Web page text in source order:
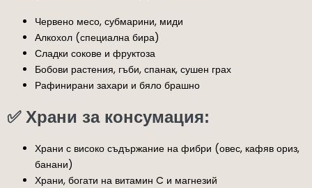
Червено месо, субмарини, миди
Алкохол (специална бира)
Сладки сокове и фруктоза
Бобови растения, гъби, спанак, сушен грах
Рафинирани захари и бяло брашно
✅ Храни за консумация:
Храни с високо съдържание на фибри (овес, кафяв ориз,
банани)
Храни, богати на витамин C и магнезий